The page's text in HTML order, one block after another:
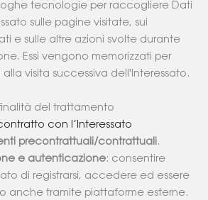
tecnologie per raccogliere Dati
sulle pagine visitate, sui
e sulle altre azioni svolte durante
Essi vengono memorizzati per
alla visita successiva dell'Interessato.
del trattamento
con l’Interessato
precontrattuali/contrattuali.
e autenticazione: consentire
di registrarsi, accedere ed essere
anche tramite piattaforme esterne.